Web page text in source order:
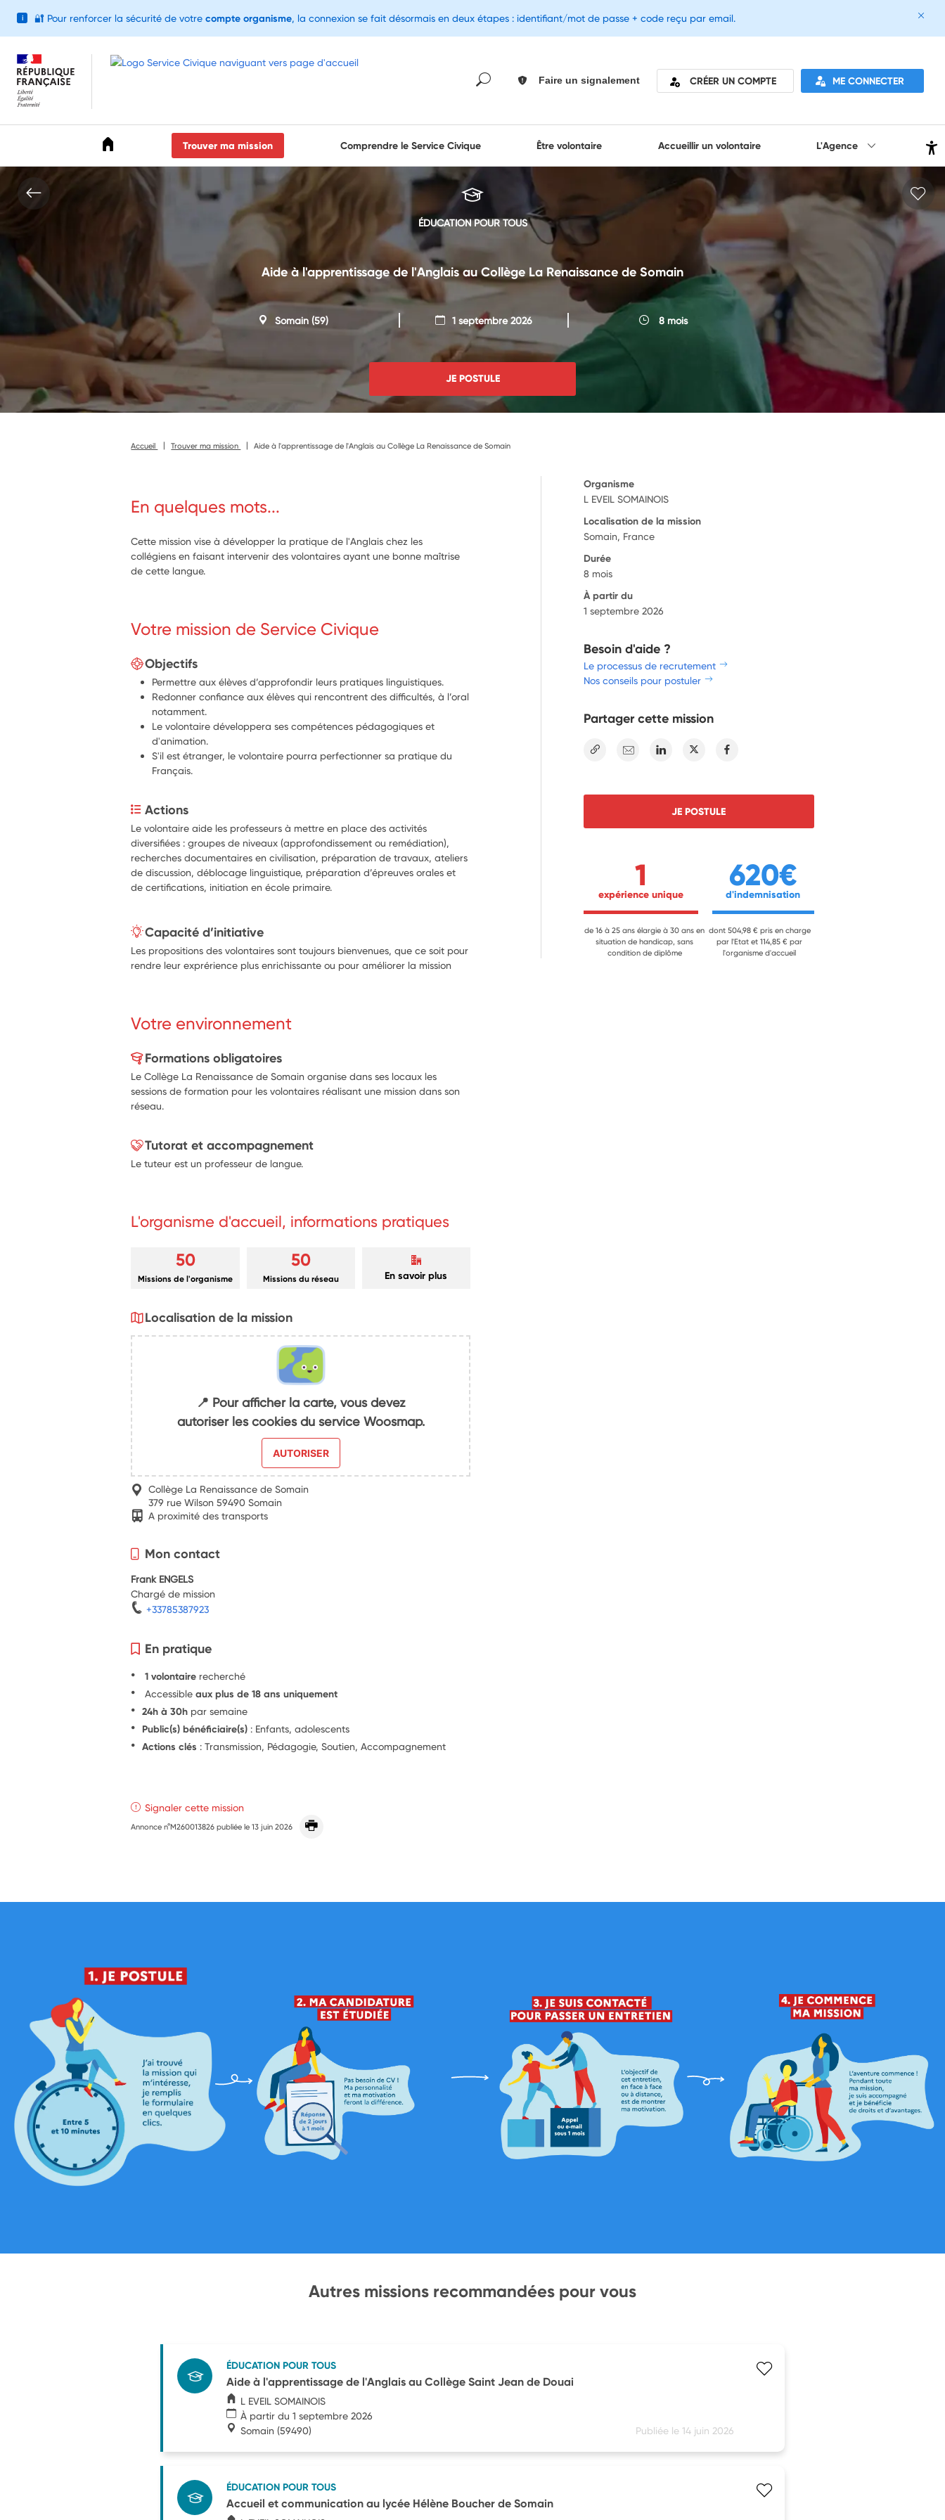
Faire un signalement CRÉER UN COMPTE ME CONNECTER
Trouver ma mission Comprendre le Service Civique Être volontaire Accueillir un volontaire L'Agence
ÉDUCATION POUR TOUS
Aide à l'apprentissage de l'Anglais au Collège La Renaissance de Somain
Somain(59) 1 septembre 2026 8 mois
JE POSTULE
Accueil Trouver ma mission Aide à l'apprentissage de l'Anglais au Collège La Renaissance de Somain
En quelques mots...
Cette mission vise à développer la pratique de l'Anglais chez les
collégiens en faisant intervenir des volontaires ayant une bonne maîtrise
de cette langue.
Votre mission de Service Civique
Objectifs
Permettre aux élèves d’approfondir leurs pratiques linguistiques.
Redonner confiance aux élèves qui rencontrent des difficultés, à l’oral
notamment.
Le volontaire développera ses compétences pédagogiques et
d'animation.
S'il est étranger, le volontaire pourra perfectionner sa pratique du
Français.
Actions
Le volontaire aide les professeurs à mettre en place des activités
diversifiées : groupes de niveaux (approfondissement ou remédiation),
recherches documentaires en civilisation, préparation de travaux, ateliers
de discussion, déblocage linguistique, préparation d’épreuves orales et
de certifications, initiation en école primaire.
Capacité d’initiative
Les propositions des volontaires sont toujours bienvenues, que ce soit pour
rendre leur exprérience plus enrichissante ou pour améliorer la mission
Votre environnement
Formations obligatoires
Le Collège La Renaissance de Somain organise dans ses locaux les
sessions de formation pour les volontaires réalisant une mission dans son
réseau.
Tutorat et accompagnement
Le tuteur est un professeur de langue.
L'organisme d'accueil, informations pratiques
50
Missions de l'organisme
50
Missions du réseau En savoir plus
Localisation de la mission
📍 Pour afficher la carte, vous devez
autoriser les cookies du service Woosmap.
AUTORISER
Collège La Renaissance de Somain
379 rue Wilson 59490 Somain
A proximité des transports
Mon contact
Frank ENGELS
Chargé de mission
+33785387923
En pratique
1 volontaire recherché
Accessibleaux plus de 18 ans uniquement
24h à 30h par semaine
Public(s) bénéficiaire(s) : Enfants, adolescents
Actions clés : Transmission, Pédagogie, Soutien, Accompagnement
Signaler cette mission
Annonce n°M260013826 publiée le13 juin 2026
Organisme
L EVEIL SOMAINOIS
Localisation de la mission
Somain, France
Durée
8 mois
À partir du
1 septembre 2026
Besoin d'aide ?
Le processus de recrutement
Nos conseils pour postuler
Partager cette mission
E-mail Linkedin Twitter
JE POSTULE
1
expérience unique
de 16 à 25 ans élargie à 30 ans en
situation de handicap, sans
condition de diplôme
620€
d'indemnisation
dont 504,98 € pris en charge
par l'Etat et 114,85 € par
l'organisme d'accueil
Autres missions recommandées pour vous
ÉDUCATION POUR TOUS
Aide à l'apprentissage de l'Anglais au Collège Saint Jean de Douai
L EVEIL SOMAINOIS
À partir du 1 septembre 2026
Somain (59490) Publiée le 14 juin 2026
ÉDUCATION POUR TOUS
Accueil et communication au lycée Hélène Boucher de Somain
i 🔐 Pour renforcer la sécurité de votre compte organisme, la connexion se fait désormais en deux étapes : identifiant/mot de passe + code reçu par email.